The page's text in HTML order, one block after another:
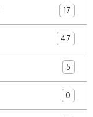
17
47
5
0